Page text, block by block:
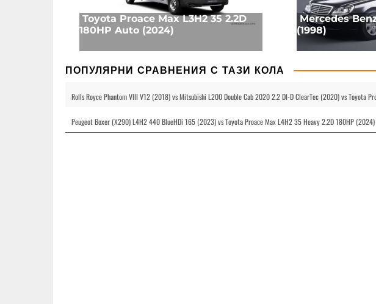
Toyota Proace Max L3H2 35 2.2D
180HP Auto (2024)
Mercedes
(1998)
ПОПУЛЯРНИ СРАВНЕНИЯ С ТАЗИ КОЛА
Rolls Royce Phantom VIII V12 (2018) vs Mitsubishi L200 Double Cab 2020 2.2 DI-D ClearTec (2020) vs Toyota
Peugeot Boxer (X290) L4H2 440 BlueHDi 165 (2023) vs Toyota Proace Max L4H2 35 Heavy 2.2D 180HP (2024)